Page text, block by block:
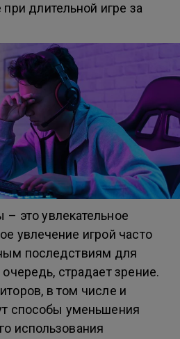
длительной игре за
это увлекательное
увлечение игрой часто
последствиям для
страдает зрение.
в том числе и
способы уменьшения
использования